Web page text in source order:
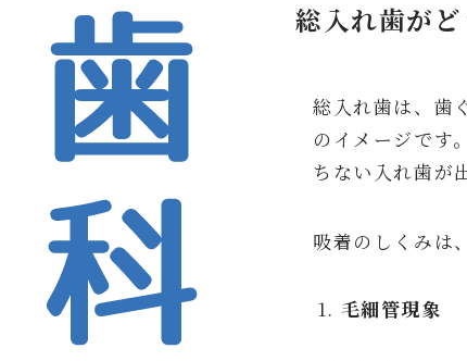
総入れ歯が
総入れ歯は、歯
のイメージです
ちない入れ歯が
吸着のしくみは
毛細管現象